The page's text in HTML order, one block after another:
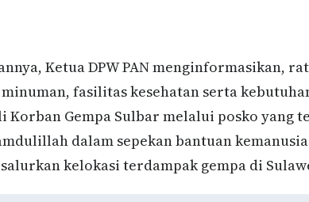
Ketua DPW PAN menginformasikan,
fasilitas kesehatan serta
Korban Gempa Sulbar melalui posko yang
dalam sepekan bantuan
kelokasi terdampak gempa di